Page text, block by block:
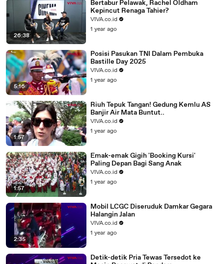
26:38
Bertabur Pelawak, Rachel Oldham
Kepincut Renaga Tahier?
VIVA.co.id
1 year ago
5:16
Posisi Pasukan TNI Dalam Pembuka
Bastille Day 2025
VIVA.co.id
1 year ago
1:57
Riuh Tepuk Tangan! Gedung Kemlu AS
Banjir Air Mata Buntut..
VIVA.co.id
1 year ago
1:57
Emak-emak Gigih 'Booking Kursi'
Paling Depan Bagi Sang Anak
VIVA.co.id
1 year ago
2:35
Mobil LCGC Diseruduk Damkar Gegara
Halangin Jalan
VIVA.co.id
1 year ago
Detik-detik Pria Tewas Tersedot ke